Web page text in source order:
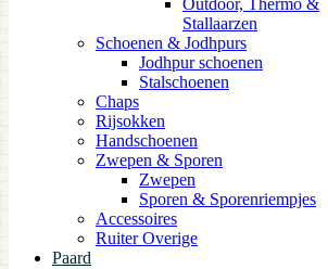
Outdoor, Thermo &
Stallaarzen
Schoenen & Jodhpurs
Jodhpur schoenen
Stalschoenen
Chaps
Rijsokken
Handschoenen
Zwepen & Sporen
Zwepen
Sporen & Sporenriempjes
Accessoires
Ruiter Overige
Paard